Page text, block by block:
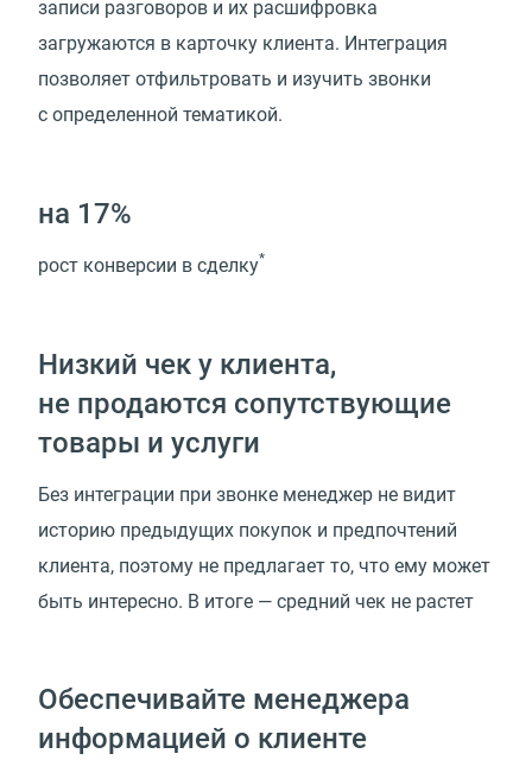
записи разговоров и их расшифровка
загружаются в карточку клиента. Интеграция
позволяет отфильтровать и изучить звонки
с определенной тематикой.
на 17%
рост конверсии в сделку*
Низкий чек у клиента,
не продаются сопутствующие
товары и услуги
Без интеграции при звонке менеджер не видит
историю предыдущих покупок и предпочтений
клиента, поэтому не предлагает то, что ему может
быть интересно. В итоге — средний чек не растет
Обеспечивайте менеджера
информацией о клиенте